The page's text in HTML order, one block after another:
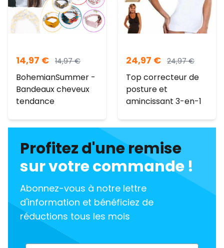
14,97 € 14,97€
BohemianSummer -
Bandeaux cheveux
tendance
24,97 € 24,97€
Top correcteur de
posture et
amincissant 3-en-1
Profitez d'une remise
sur votre commande !
Abonnez-vous à notre lettre
d'information et bénéficiez de
réductions tous les mois